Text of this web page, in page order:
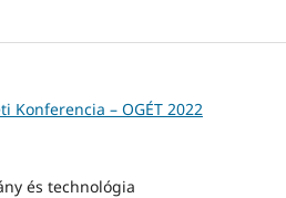
Konferencia – OGÉT 2022
és technológia